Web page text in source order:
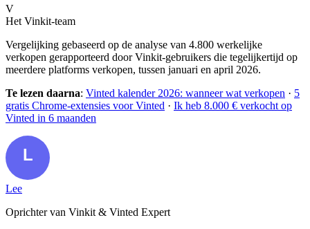
V
Het Vinkit-team
Vergelijking gebaseerd op de analyse van 4.800 werkelijke
verkopen gerapporteerd door Vinkit-gebruikers die tegelijkertijd op
meerdere platforms verkopen, tussen januari en april 2026.
Te lezen daarna: Vinted kalender 2026: wanneer wat verkopen · 5
gratis Chrome-extensies voor Vinted · Ik heb 8.000 € verkocht op
Vinted in 6 maanden
Lee
Oprichter van Vinkit & Vinted Expert